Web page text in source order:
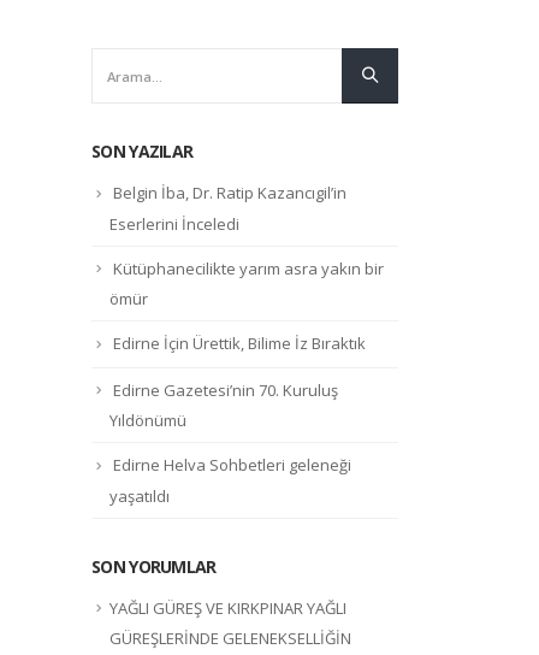
SON YAZILAR
Belgin İba, Dr. Ratip Kazancıgil’in
Eserlerini İnceledi
Kütüphanecilikte yarım asra yakın bir
ömür
Edirne İçin Ürettik, Bilime İz Bıraktık
Edirne Gazetesi’nin 70. Kuruluş
Yıldönümü
Edirne Helva Sohbetleri geleneği
yaşatıldı
SON YORUMLAR
YAĞLI GÜREŞ VE KIRKPINAR YAĞLI
GÜREŞLERİNDE GELENEKSELLİĞİN